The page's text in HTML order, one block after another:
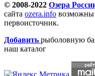
© 2008-2022 Озера
сайта ozera.info возможны
первоисточник.
Добавить рыболовную
наш каталог